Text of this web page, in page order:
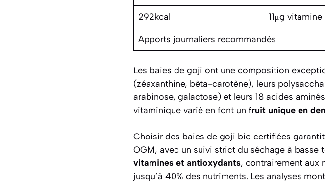
292kcal 11μg
Apports journaliers recommandés
Les baies de goji ont une composition
(zéaxanthine, bêta-carotène), leurs
arabinose, galactose) et leurs 18 acides
vitaminique varié en font un fruit unique en
Choisir des baies de goji bio certifiées
OGM, avec un suivi strict du séchage à basse
vitamines et antioxydants, contrairement aux
jusqu’à 40% des nutriments. Les analyses